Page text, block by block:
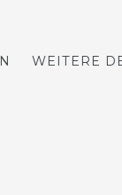
WEITERE